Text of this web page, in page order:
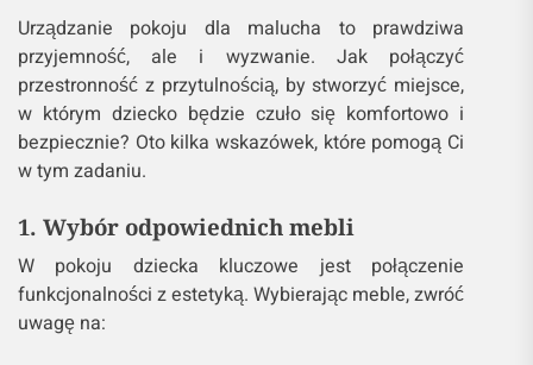
Urządzanie pokoju dla malucha to prawdziwa
przyjemność, ale i wyzwanie. Jak połączyć
przestronność z przytulnością, by stworzyć miejsce,
w którym dziecko będzie czuło się komfortowo i
bezpiecznie? Oto kilka wskazówek, które pomogą Ci
w tym zadaniu.
1. Wybór odpowiednich mebli
W pokoju dziecka kluczowe jest połączenie
funkcjonalności z estetyką. Wybierając meble, zwróć
uwagę na: